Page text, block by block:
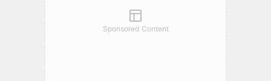
Sponsored Content